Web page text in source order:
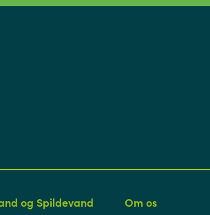
og Spildevand Om os